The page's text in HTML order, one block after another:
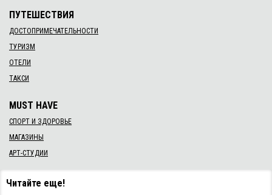
ПУТЕШЕСТВИЯ
ДОСТОПРИМЕЧАТЕЛЬНОСТИ
ТУРИЗМ
ОТЕЛИ
ТАКСИ
MUST HAVE
СПОРТ И ЗДОРОВЬЕ
МАГАЗИНЫ
АРТ-СТУДИИ
Читайте еще!